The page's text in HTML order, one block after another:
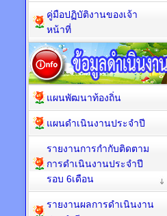
คู่มือปฏิบัติงานของเจ้า
หน้าที่
แผนพัฒนาท้องถิ่น
แผนดำเนินงานประจำปี
รายงานการกำกับติดตาม
การดำเนินงานประจำปี
รอบ 6เดือน
รายงานผลการดำเนินงาน